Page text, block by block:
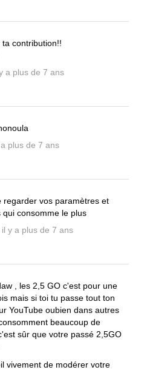
contribution!!
a plus de 7 ans
plus de 7 ans
regarder vos paramètres et
consomme le plus
il y a plus de 7 ans
, les 2,5 GO c'est pour une
mais si toi tu passe tout ton
YouTube oubien dans autres
beaucoup de
sûr que votre passé 2,5GO
vivement de modérer votre